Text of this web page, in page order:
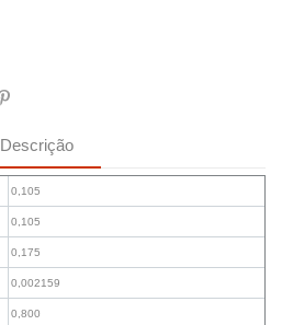
Descrição
0,105
0,105
0,175
0,002159
0,800